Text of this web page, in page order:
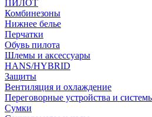
ПИЛОТ
Комбинезоны
Нижнее белье
Перчатки
Обувь пилота
Шлемы и аксессуары
HANS/HYBRID
Защиты
Вентиляция и охлаждение
Переговорные устройства и
Сумки